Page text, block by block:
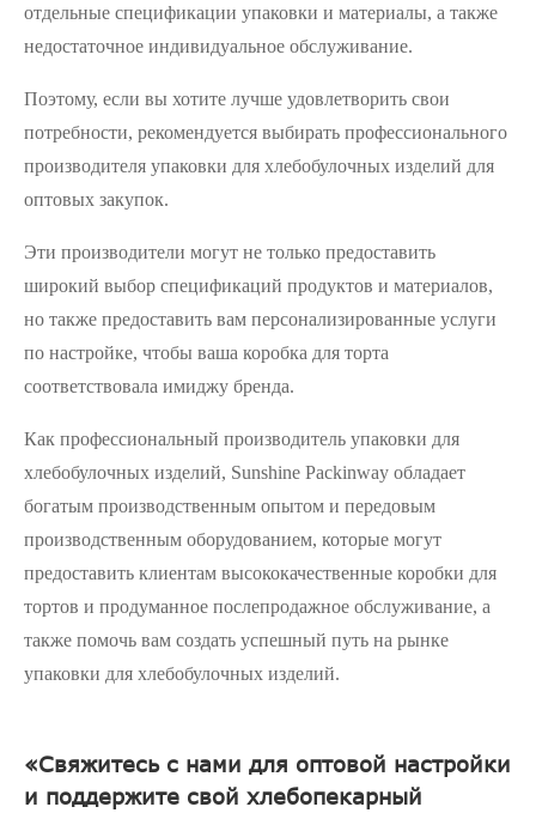
отдельные спецификации упаковки и материалы, а также
недостаточное индивидуальное обслуживание.
Поэтому, если вы хотите лучше удовлетворить свои
потребности, рекомендуется выбирать профессионального
производителя упаковки для хлебобулочных изделий для
оптовых закупок.
Эти производители могут не только предоставить
широкий выбор спецификаций продуктов и материалов,
но также предоставить вам персонализированные услуги
по настройке, чтобы ваша коробка для торта
соответствовала имиджу бренда.
Как профессиональный производитель упаковки для
хлебобулочных изделий, Sunshine Packinway обладает
богатым производственным опытом и передовым
производственным оборудованием, которые могут
предоставить клиентам высококачественные коробки для
тортов и продуманное послепродажное обслуживание, а
также помочь вам создать успешный путь на рынке
упаковки для хлебобулочных изделий.
«Свяжитесь с нами для оптовой настройки
и поддержите свой хлебопекарный